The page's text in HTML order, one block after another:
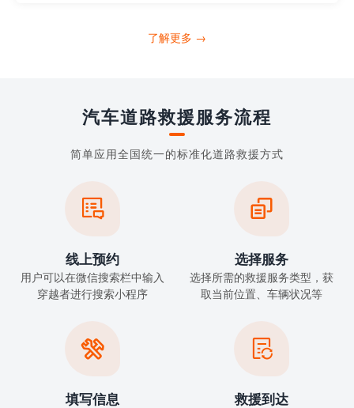
了解更多 →
汽车道路救援服务流程
简单应用全国统一的标准化道路救援方式

线上预约
用户可以在微信搜索栏中输入
穿越者进行搜索小程序

选择服务
选择所需的救援服务类型，获
取当前位置、车辆状况等

填写信息

救援到达